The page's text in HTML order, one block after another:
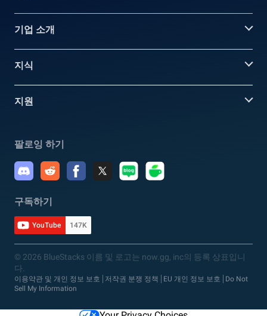
기업 소개
지식
지원
팔로잉 하기
구독하기
YouTube 147K
© 2026 BlueStacks 이름 및 로고는 now.gg, inc의 등록 상표입니
다.
이용약관 및 개인 정보 보호 저작권 분쟁 정책 EU 개인 정보 보호
Do Not
Sell My Information